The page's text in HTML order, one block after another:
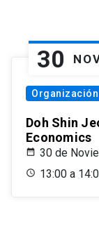
30
Doh Shin
Economics
30 de
13:00 a